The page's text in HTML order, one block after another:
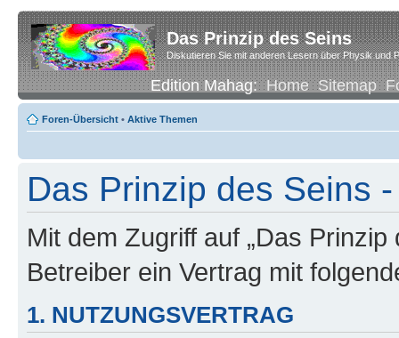
Das Prinzip des Seins
Diskutieren Sie mit anderen Lesern über Physik und
Edition Mahag:Home Sitemap
Foren-Übersicht • Aktive Themen
Das Prinzip des Seins
Mit dem Zugriff auf „Das
Betreiber ein Vertrag mit
1. NUTZUNGSVERTRAG